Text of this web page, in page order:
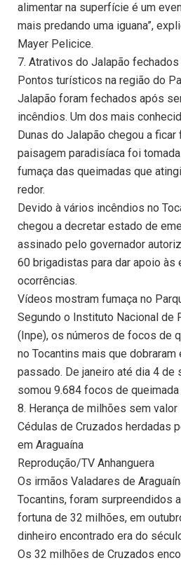
alimentar na superfície é um
mais predando uma iguana”,
Mayer Pelicice.
7. Atrativos do Jalapão
Pontos turísticos na região do
Jalapão foram fechados após
incêndios. Um dos mais
Dunas do Jalapão chegou a
paisagem paradisíaca foi
fumaça das queimadas que
redor.
Devido à vários incêndios no
chegou a decretar estado de
assinado pelo governador
60 brigadistas para dar apoio às
ocorrências.
Vídeos mostram fumaça no
Segundo o Instituto Nacional de
(Inpe), os números de focos de
no Tocantins mais que dobraram
passado. De janeiro até dia 4 de
somou 9.684 focos de
8. Herança de milhões sem valor
Cédulas de Cruzados herdadas
em Araguaína
Reprodução/TV Anhanguera
Os irmãos Valadares de
Tocantins, foram surpreendidos
fortuna de 32 milhões, em
dinheiro encontrado era do
Os 32 milhões de Cruzados